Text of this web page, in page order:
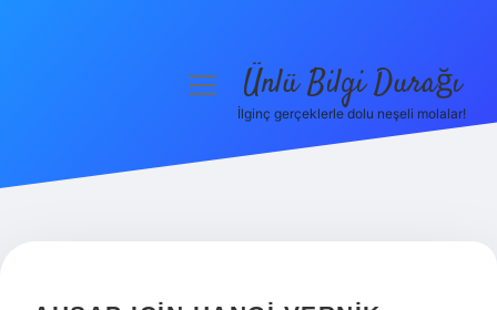
menüyüÜnlü Bilgi Durağı
İlginç gerçeklerle dolu neşeli molalar!